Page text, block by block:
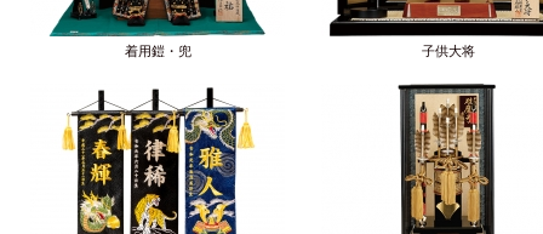
着用鎧・兜 子供大将